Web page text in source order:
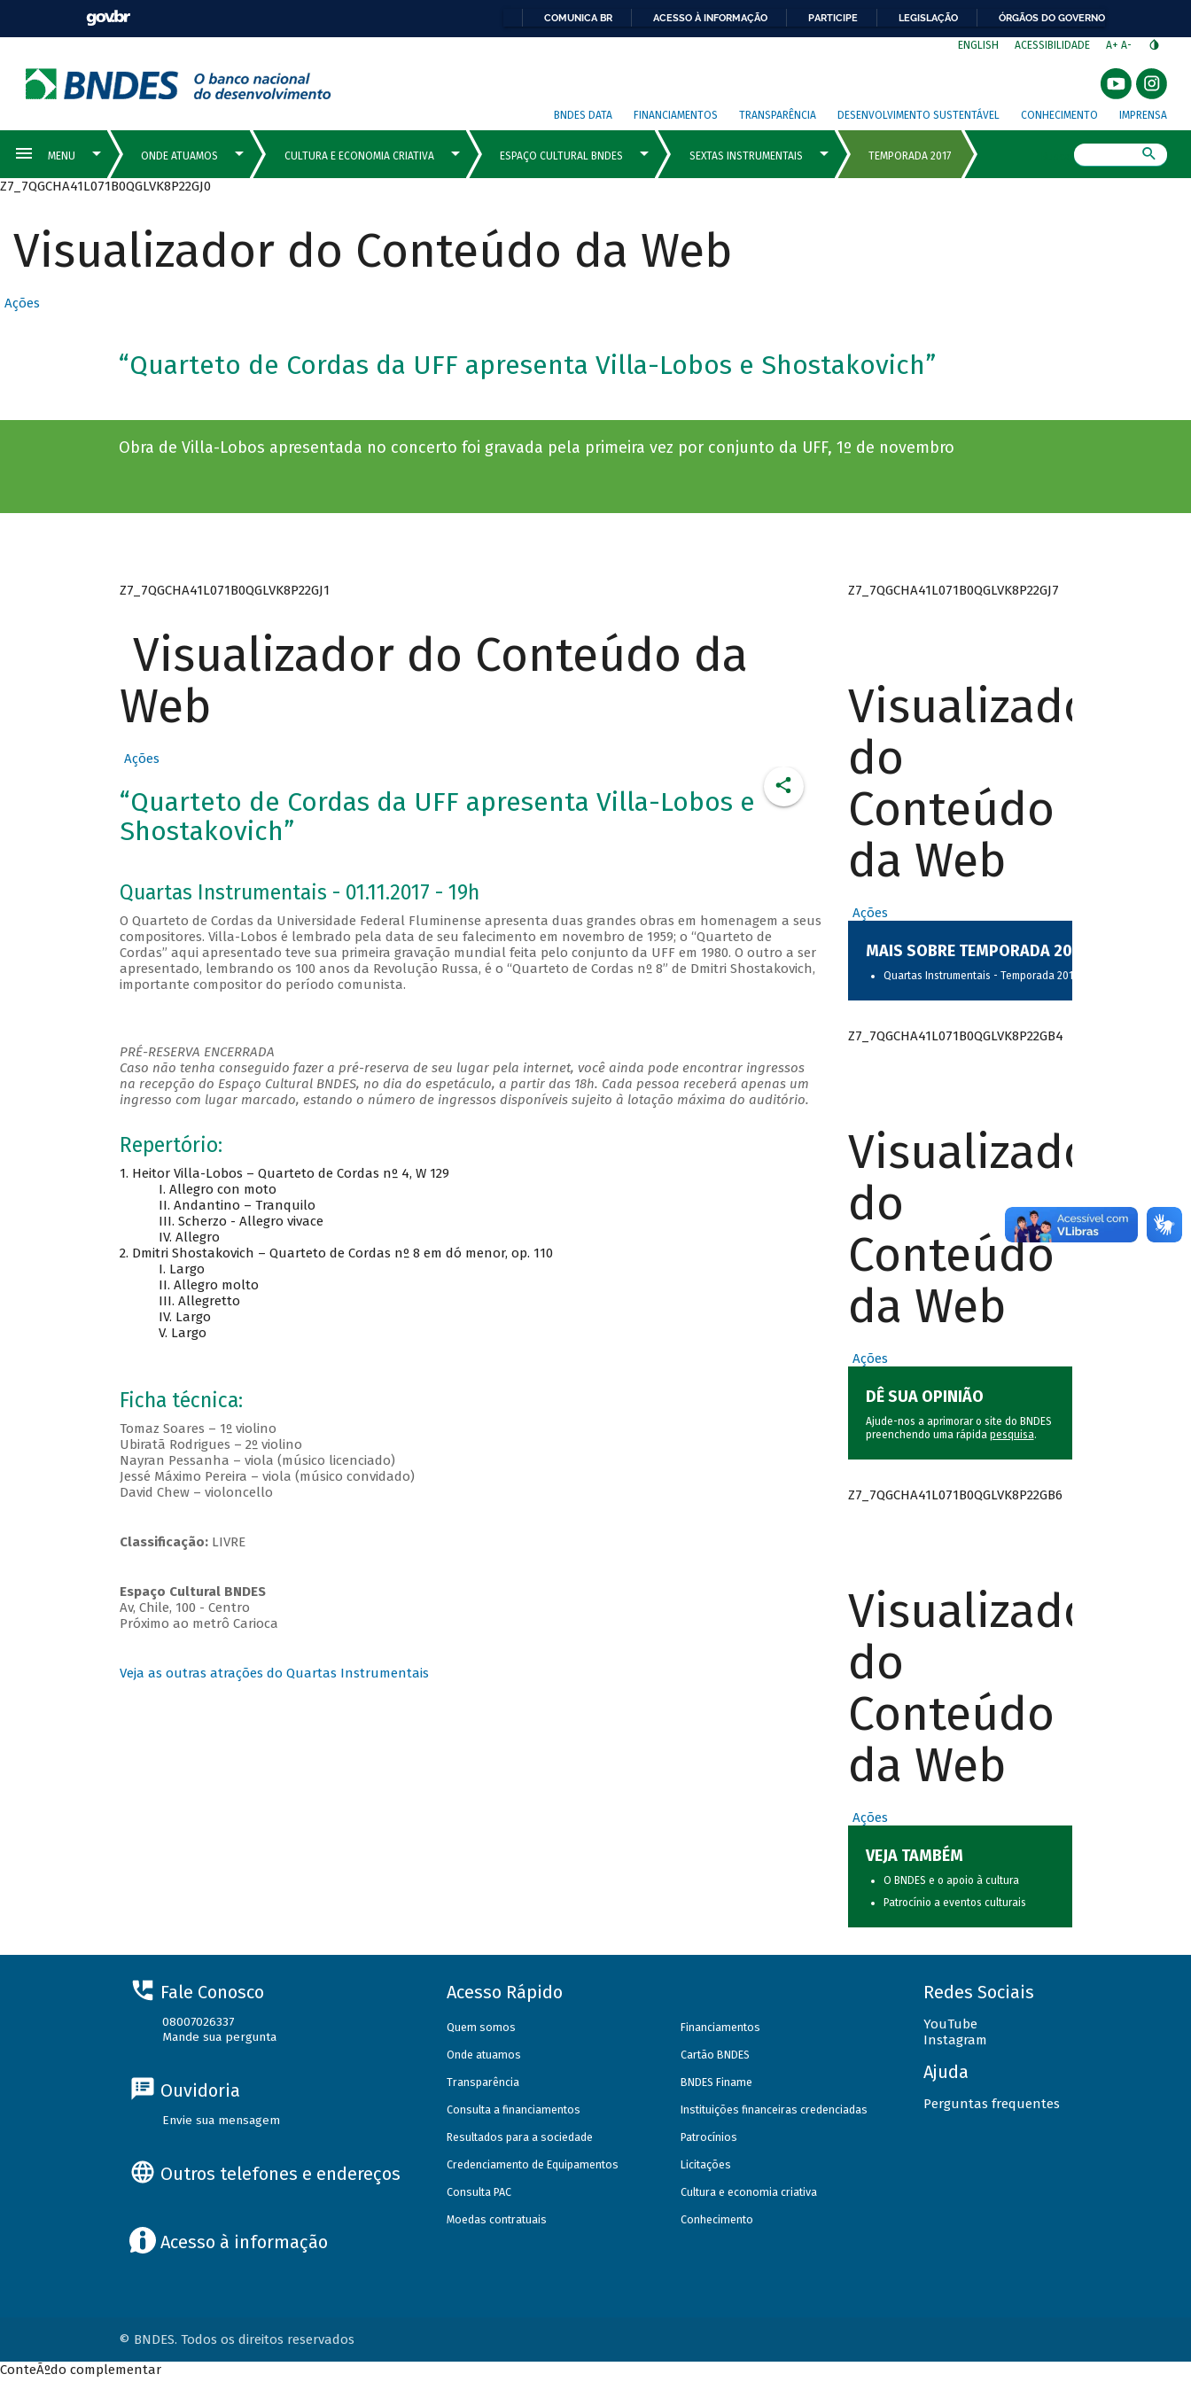
COMUNICA BR ACESSO À INFORMAÇÃO PARTICIPE LEGISLAÇÃO ÓRGÃOS DO GOVERNO
ENGLISH ACESSIBILIDADE A+ A-
BNDES DATA FINANCIAMENTOS TRANSPARÊNCIA DESENVOLVIMENTO SUSTENTÁVEL CONHECIMENTO IMPRENSA
Z7_7QGCHA41L071B0QGLVK8P22GJ0
Visualizador do Conteúdo da Web
Ações
“Quarteto de Cordas da UFF apresenta Villa-Lobos e Shostakovich”
Obra de Villa-Lobos apresentada no concerto foi gravada pela primeira vez por conjunto da UFF, 1º de novembro
Z7_7QGCHA41L071B0QGLVK8P22GJ1
Visualizador do Conteúdo da
Web
Ações
“Quarteto de Cordas da UFF apresenta Villa-Lobos e
Shostakovich”
Quartas Instrumentais - 01.11.2017 - 19h
O Quarteto de Cordas da Universidade Federal Fluminense apresenta duas grandes obras em homenagem a seus
compositores. Villa-Lobos é lembrado pela data de seu falecimento em novembro de 1959; o “Quarteto de
Cordas” aqui apresentado teve sua primeira gravação mundial feita pelo conjunto da UFF em 1980. O outro a ser
apresentado, lembrando os 100 anos da Revolução Russa, é o “Quarteto de Cordas nº 8” de Dmitri Shostakovich,
importante compositor do período comunista.
PRÉ-RESERVA ENCERRADA
Caso não tenha conseguido fazer a pré-reserva de seu lugar pela internet, você ainda pode encontrar ingressos
na recepção do Espaço Cultural BNDES, no dia do espetáculo, a partir das 18h. Cada pessoa receberá apenas um
ingresso com lugar marcado, estando o número de ingressos disponíveis sujeito à lotação máxima do auditório.
Repertório:
1. Heitor Villa-Lobos – Quarteto de Cordas nº 4, W 129
I. Allegro con moto
II. Andantino – Tranquilo
III. Scherzo - Allegro vivace
IV. Allegro
2. Dmitri Shostakovich – Quarteto de Cordas nº 8 em dó menor, op. 110
I. Largo
II. Allegro molto
III. Allegretto
IV. Largo
V. Largo
Ficha técnica:
Tomaz Soares – 1º violino
Ubiratã Rodrigues – 2º violino
Nayran Pessanha – viola (músico licenciado)
Jessé Máximo Pereira – viola (músico convidado)
David Chew – violoncello
Classificação:LIVRE
Espaço Cultural BNDES
Av, Chile, 100 - Centro
Próximo ao metrô Carioca
Veja as outras atrações do Quartas Instrumentais
Z7_7QGCHA41L071B0QGLVK8P22GJ7
Visualizador
do
Conteúdo
da Web
Ações
MAIS SOBRE TEMPORADA 2017
Quartas Instrumentais - Temporada 2017
Z7_7QGCHA41L071B0QGLVK8P22GB4
Visualizador
do
Conteúdo
da Web
Ações
DÊ SUA OPINIÃO
Ajude-nos a aprimorar o site do BNDES
preenchendo uma rápida pesquisa.
Z7_7QGCHA41L071B0QGLVK8P22GB6
Visualizador
do
Conteúdo
da Web
Ações
VEJA TAMBÉM
O BNDES e o apoio à cultura
Patrocínio a eventos culturais
Fale Conosco
08007026337
Mande sua pergunta
Ouvidoria
Envie sua mensagem
Outros telefones e endereços
Acesso à informação
Acesso Rápido
Quem somos
Onde atuamos
Transparência
Consulta a financiamentos
Resultados para a sociedade
Credenciamento de Equipamentos
Consulta PAC
Moedas contratuais
Financiamentos
Cartão BNDES
BNDES Finame
Instituições financeiras credenciadas
Patrocínios
Licitações
Cultura e economia criativa
Conhecimento
Redes Sociais
YouTube
Instagram
Ajuda
Perguntas frequentes
© BNDES. Todos os direitos reservados
ConteÃºdo complementar